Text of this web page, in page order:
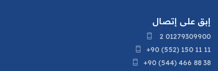
إبق على إتصال
2 01279309900
+90 (552) 150 11 11
+90 (544) 466 88 38